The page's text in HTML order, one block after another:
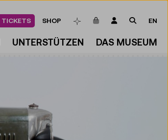
UNTERSTÜTZEN DAS MUSEUM
TICKETS SHOP MERKLISTEARTIKEL IM
LOGIN SUCHE
EN